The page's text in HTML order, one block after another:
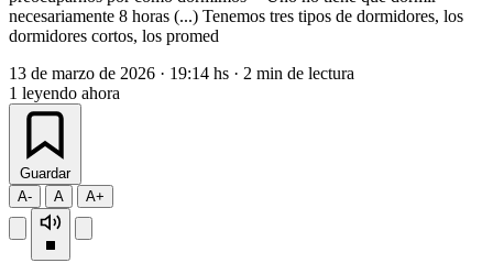
necesariamente 8 horas (...) Tenemos tres tipos de dormidores, los
dormidores cortos, los promed
13 de marzo de 2026 · 19:14 hs · 2 min de lectura
1 leyendo ahora
Guardar
A-
A A+